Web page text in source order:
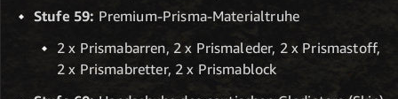
Stufe 59: Premium-Prisma-Materialtruhe
2 x Prismabarren, 2 x Prismaleder, 2 x Prismastoff,
2 x Prismabretter, 2 x Prismablock